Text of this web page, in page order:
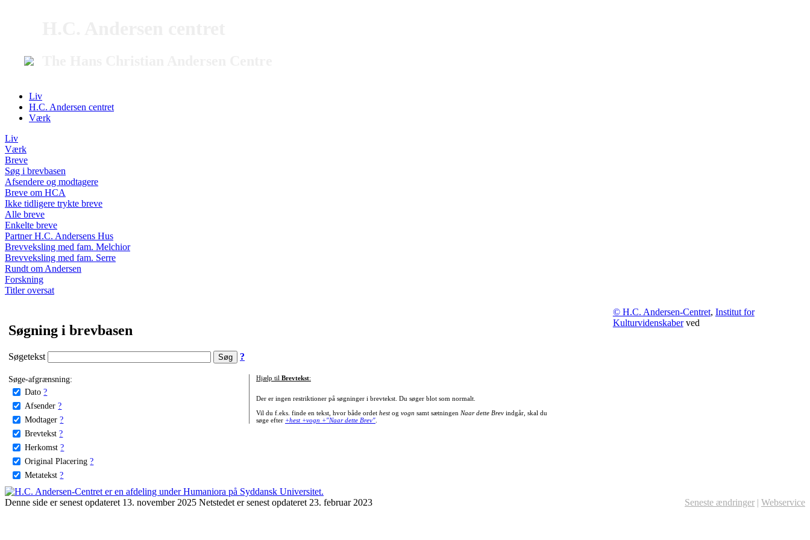
Liv
H.C. Andersen centret
Værk
Liv
Værk
Breve
Søg i brevbasen
Afsendere og modtagere
Breve om HCA
Ikke tidligere trykte breve
Alle breve
Enkelte breve
Partner H.C. Andersens Hus
Brevveksling med fam. Melchior
Brevveksling med fam. Serre
Rundt om Andersen
Forskning
Titler oversat
Søgning i brevbasen
Søgetekst ?
Søge-afgrænsning:
Dato ?
Afsender ?
Modtager ?
Brevtekst ?
Herkomst ?
Original Placering ?
Metatekst ?
Hjælp til Brevtekst:
Der er ingen restriktioner på søgninger i brevtekst. Du søger blot som normalt.
Vil du f.eks. finde en tekst, hvor både ordet hestog vogn samt sætningen Naar dette Brevindgår, skal du
søge efter +hest +vogn +"Naar dette Brev".
© H.C. Andersen-Centret, Institut for
Kulturvidenskaberved
Denne side er senest opdateret 13. november 2025 Netstedet er senest opdateret 23. februar 2023 Seneste ændringer | Webservice